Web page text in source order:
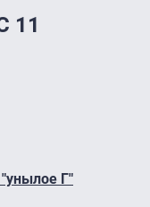
11
"унылое Г"